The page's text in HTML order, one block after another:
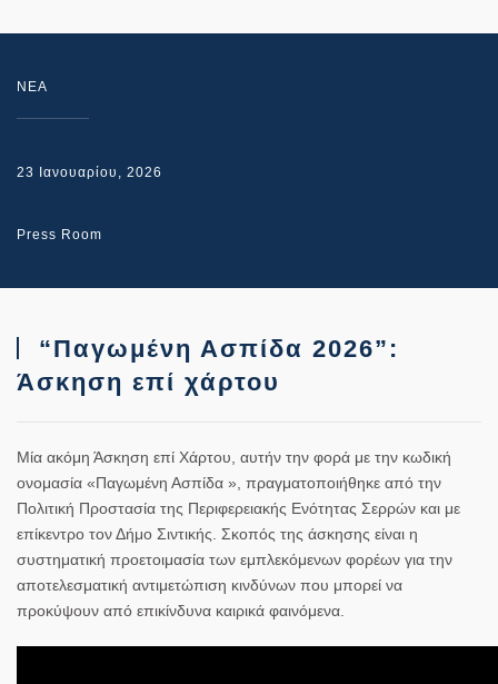
NEA
23 Ιανουαρίου, 2026
Press Room
“Παγωμένη Ασπίδα 2026”:
Άσκηση επί χάρτου
Μία ακόμη Άσκηση επί Χάρτου, αυτήν την φορά με την κωδική
ονομασία «Παγωμένη Ασπίδα », πραγματοποιήθηκε από την
Πολιτική Προστασία της Περιφερειακής Ενότητας Σερρών και με
επίκεντρο τον Δήμο Σιντικής. Σκοπός της άσκησης είναι η
συστηματική προετοιμασία των εμπλεκόμενων φορέων για την
αποτελεσματική αντιμετώπιση κινδύνων που μπορεί να
προκύψουν από επικίνδυνα καιρικά φαινόμενα.